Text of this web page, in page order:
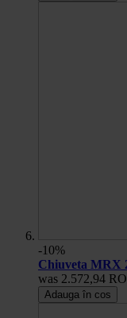
-10%
Chiuveta MRX
was 2.572,94
Adauga în cos